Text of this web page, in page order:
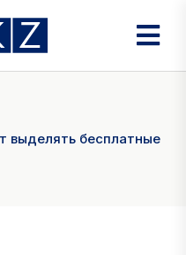
выделять бесплатные